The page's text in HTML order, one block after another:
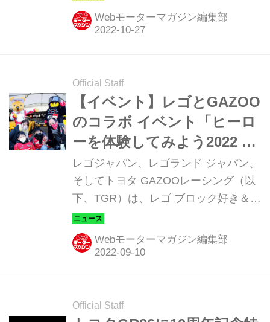
Webモーターマガジン編集部
Official Staff
【イベント】レゴとGAZOO
のコラボ イベント「ヒーロ
ーを体験してみよう2022 ―
レーサー編―」を、2022年
10月15日～23日にレゴラン
ド ジャパンで開催
レゴジャパン、レゴランド ジャパン、
そしてトヨタ GAZOOレーシング（以
下、TGR）は、レゴ ブロック好き＆ク
ルマ好きのための夢が詰まったイベン
ト、「ヒーローを体験してみよう2022
―レーサー編―」を2022年10月15日
Webモーターマガジン編集部
Official Staff